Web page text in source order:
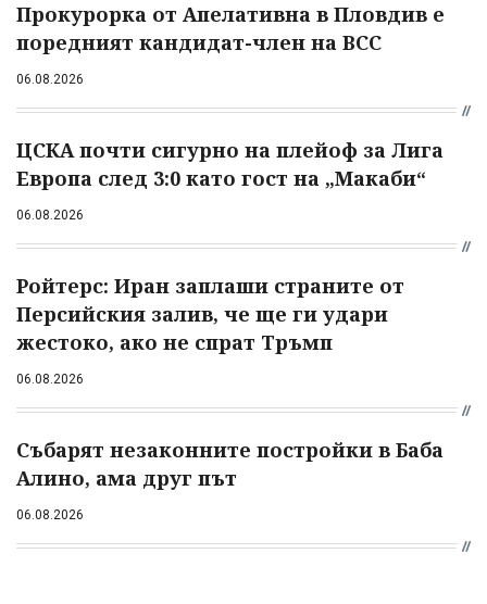
Прокурорка от Апелативна в Пловдив е
поредният кандидат-член на ВСС
06.08.2026
ЦСКА почти сигурно на плейоф за Лига
Европа след 3:0 като гост на „Макаби“
06.08.2026
Ройтерс: Иран заплаши страните от
Персийския залив, че ще ги удари
жестоко, ако не спрат Тръмп
06.08.2026
Събарят незаконните постройки в Баба
Алино, ама друг път
06.08.2026